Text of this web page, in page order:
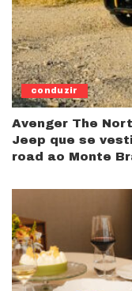
conduzir
Avenger The
Jeep que se
road ao Monte